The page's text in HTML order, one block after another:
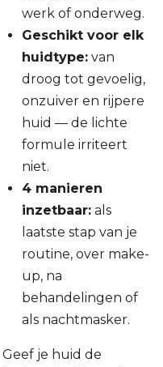
werk of onderweg.
Geschikt voor elk
huidtype: van
droog tot gevoelig,
onzuiver en rijpere
huid — de lichte
formule irriteert
niet.
4 manieren
inzetbaar: als
laatste stap van je
routine, over make-
up, na
behandelingen of
als nachtmasker.
Geef je huid de